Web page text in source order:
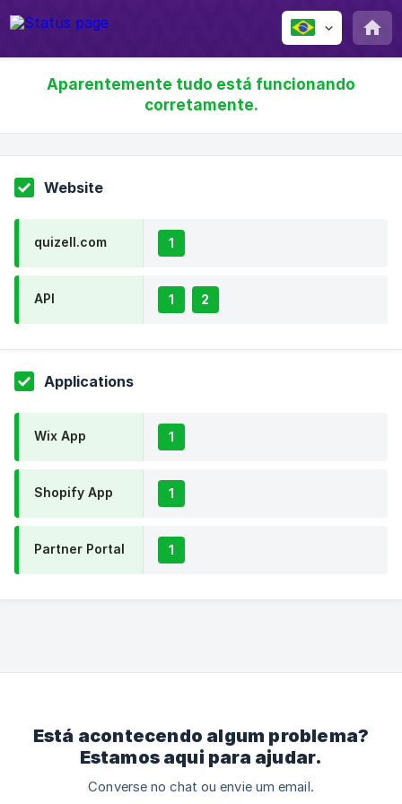
Aparentemente tudo está funcionando
corretamente.
Website
quizell.com 1
API 1 2
Applications
Wix App 1
Shopify App 1
Partner Portal 1
Está acontecendo algum problema?
Estamos aqui para ajudar.
Converse no chat ou envie um email.